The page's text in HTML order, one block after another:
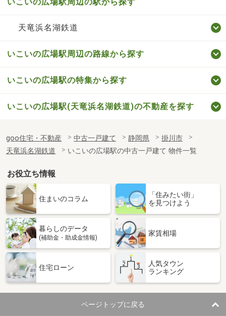
天竜浜名湖鉄道
いこいの広場駅周辺の路線から探す
いこいの広場駅の特集から探す
いこいの広場駅(天竜浜名湖鉄道)の不動産を探す
goo住宅・不動産 中古一戸建て 静岡県
掛川市
天竜浜名湖鉄道
いこいの広場駅の中古一戸建て 物件一覧
お役立ち情報
住まいのコラム
「住みたい街」
を見つけよう
暮らしのデータ
(補助金・助成金情報)
家賃相場
住宅ローン
人気タウン
ランキング
ページトップに戻る